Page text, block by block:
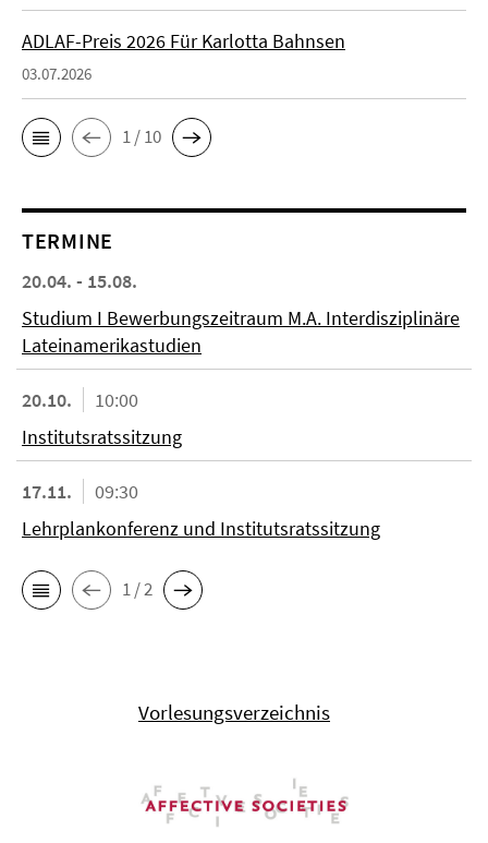
ADLAF-Preis 2026 Für Karlotta Bahnsen
03.07.2026
1 / 10
TERMINE
20.04. - 15.08.
Studium I Bewerbungszeitraum M.A. Interdisziplinäre
Lateinamerikastudien
20.10.
10:00
Institutsratssitzung
17.11.
09:30
Lehrplankonferenz und Institutsratssitzung
1 / 2
Vorlesungsverzeichnis